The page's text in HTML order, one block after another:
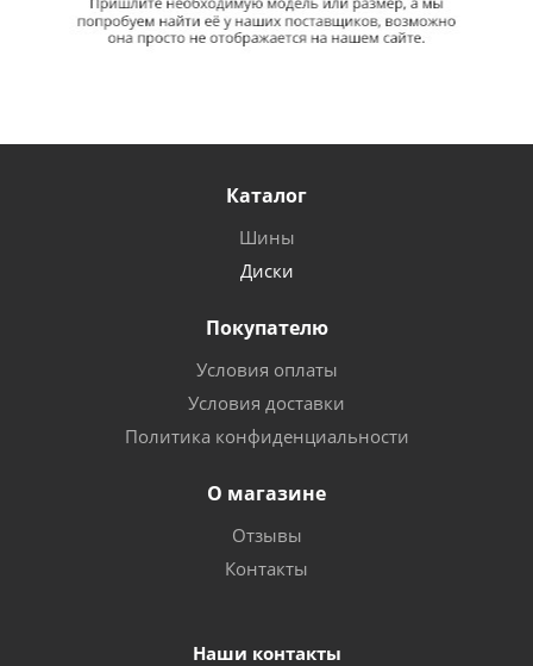
Каталог
Шины
Диски
Покупателю
Условия оплаты
Условия доставки
Политика конфиденциальности
О магазине
Отзывы
Контакты
Наши контакты